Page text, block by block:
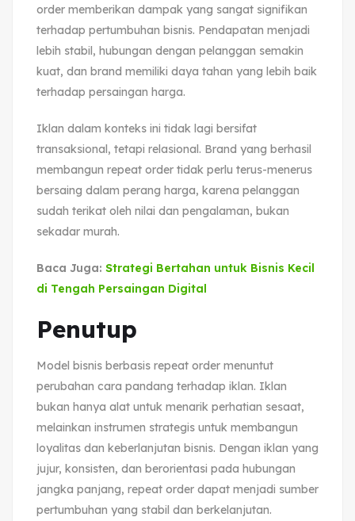
order memberikan dampak yang sangat signifikan
terhadap pertumbuhan bisnis. Pendapatan menjadi
lebih stabil, hubungan dengan pelanggan semakin
kuat, dan brand memiliki daya tahan yang lebih baik
terhadap persaingan harga.
Iklan dalam konteks ini tidak lagi bersifat
transaksional, tetapi relasional. Brand yang berhasil
membangun repeat order tidak perlu terus-menerus
bersaing dalam perang harga, karena pelanggan
sudah terikat oleh nilai dan pengalaman, bukan
sekadar murah.
Baca Juga: Strategi Bertahan untuk Bisnis Kecil
di Tengah Persaingan Digital
Penutup
Model bisnis berbasis repeat order menuntut
perubahan cara pandang terhadap iklan. Iklan
bukan hanya alat untuk menarik perhatian sesaat,
melainkan instrumen strategis untuk membangun
loyalitas dan keberlanjutan bisnis. Dengan iklan yang
jujur, konsisten, dan berorientasi pada hubungan
jangka panjang, repeat order dapat menjadi sumber
pertumbuhan yang stabil dan berkelanjutan.